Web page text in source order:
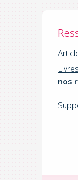
nos